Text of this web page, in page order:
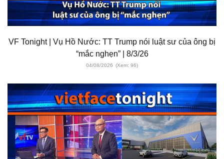
VF Tonight | Vụ Hồ Nước: TT Trump nói luật sư của ông bị
“mắc nghẹn” | 8/3/26
04/08/2026 (Xem: 96)